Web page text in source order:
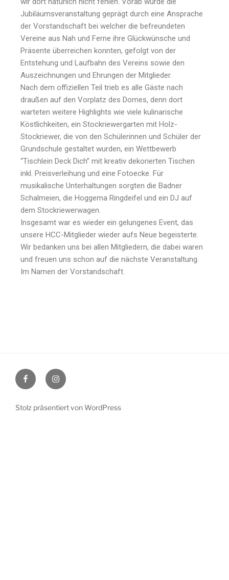
Jubiläumsveranstaltung geprägt durch eine Ansprache
der Vorstandschaft bei welcher die befreundeten
Vereine aus Nah und Ferne ihre Glückwünsche und
Präsente überreichen konnten, gefolgt von der
Entstehung und Laufbahn des Vereins sowie den
Auszeichnungen und Ehrungen der Mitglieder.
Nach dem offiziellen Teil trieb es alle Gäste nach
draußen auf den Vorplatz des Domes, denn dort
warteten weitere Highlights wie viele kulinarische
Köstlichkeiten, ein Stockriewergarten mit Holz-
Stockriewer, die von den Schülerinnen und Schüler der
Grundschule gestaltet wurden, ein Wettbewerb
“Tischlein Deck Dich” mit kreativ dekorierten Tischen
inkl. Preisverleihung und eine Fotoecke. Für
musikalische Unterhaltungen sorgten die Badner
Schalmeien, die Hoggema Ringdeifel und ein DJ auf
dem Stockriewerwagen.
Insgesamt war es wieder ein gelungenes Event, das
unsere HCC-Mitglieder wieder aufs Neue begeisterte.
Wir bedanken uns bei allen Mitgliedern, die dabei waren
und freuen uns schon auf die nächste Veranstaltung.
Im Namen der Vorstandschaft.
Stolz präsentiert von WordPress